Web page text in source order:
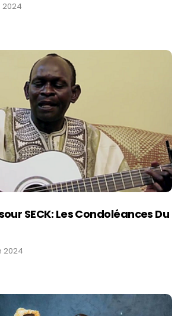
2024
SECK: Les Condoléances Du
2024